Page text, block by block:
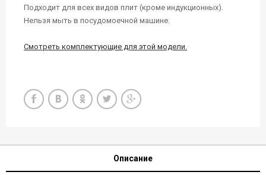
Подходит для всех видов плит (кроме индукционных).
Нельзя мыть в посудомоечной машине.
Смотреть комплектующие для этой модели.
Описание